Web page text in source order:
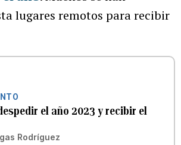
lugares remotos para recibir
el año 2023 y recibir el
Rodríguez